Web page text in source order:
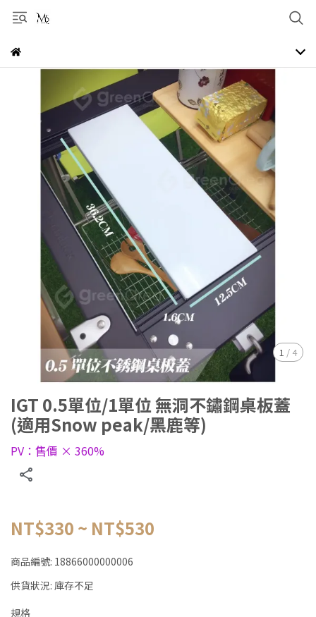
1 / 4
IGT 0.5單位/1單位 無洞不鏽鋼桌板蓋
(適用Snow peak/黑鹿等)
PV：售價 × 360%
NT$330 ~ NT$530
商品編號: 18866000000006
供貨狀況: 庫存不足
規格